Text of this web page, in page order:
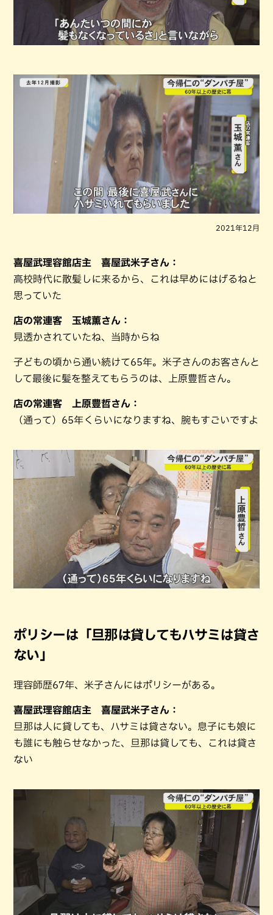
2021年12月
喜屋武理容館店主 喜屋武米子さん：
高校時代に散髪しに来るから、これは早めにはげるねと
思っていた
店の常連客 玉城薫さん：
見透かされていたね、当時からね
子どもの頃から通い続けて65年。米子さんのお客さんと
して最後に髪を整えてもらうのは、上原豊哲さん。
店の常連客 上原豊哲さん：
（通って）65年くらいになりますね、腕もすごいですよ
ポリシーは「旦那は貸してもハサミは貸さ
ない」
理容師歴67年、米子さんにはポリシーがある。
喜屋武理容館店主 喜屋武米子さん：
旦那は人に貸しても、ハサミは貸さない。息子にも娘に
も誰にも触らせなかった、旦那は貸しても、これは貸さ
ない